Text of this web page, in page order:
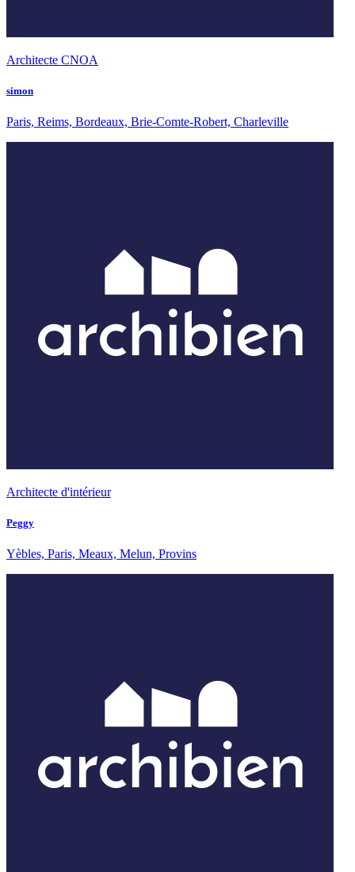
Architecte CNOA
simon
Paris, Reims, Bordeaux, Brie-Comte-Robert, Charleville
Architecte d'intérieur
Peggy
Yèbles, Paris, Meaux, Melun, Provins